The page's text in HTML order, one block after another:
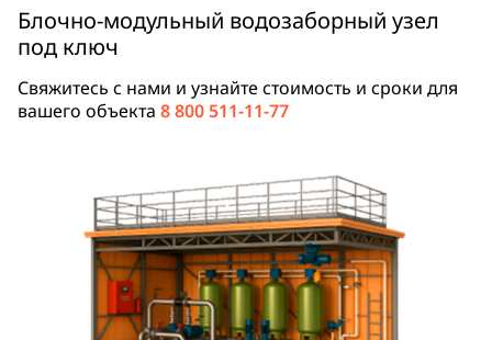
Блочно-модульный водозаборный узел
под ключ
Свяжитесь с нами и узнайте стоимость и сроки для
вашего объекта 8 800 511-11-77